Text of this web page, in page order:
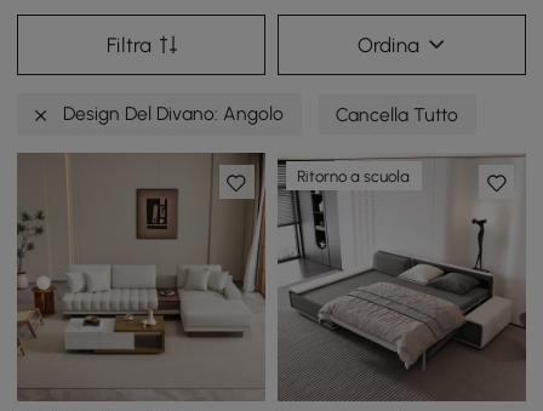
Filtra Ordina
Design Del Divano: Angolo Cancella Tutto
Ritorno a scuola